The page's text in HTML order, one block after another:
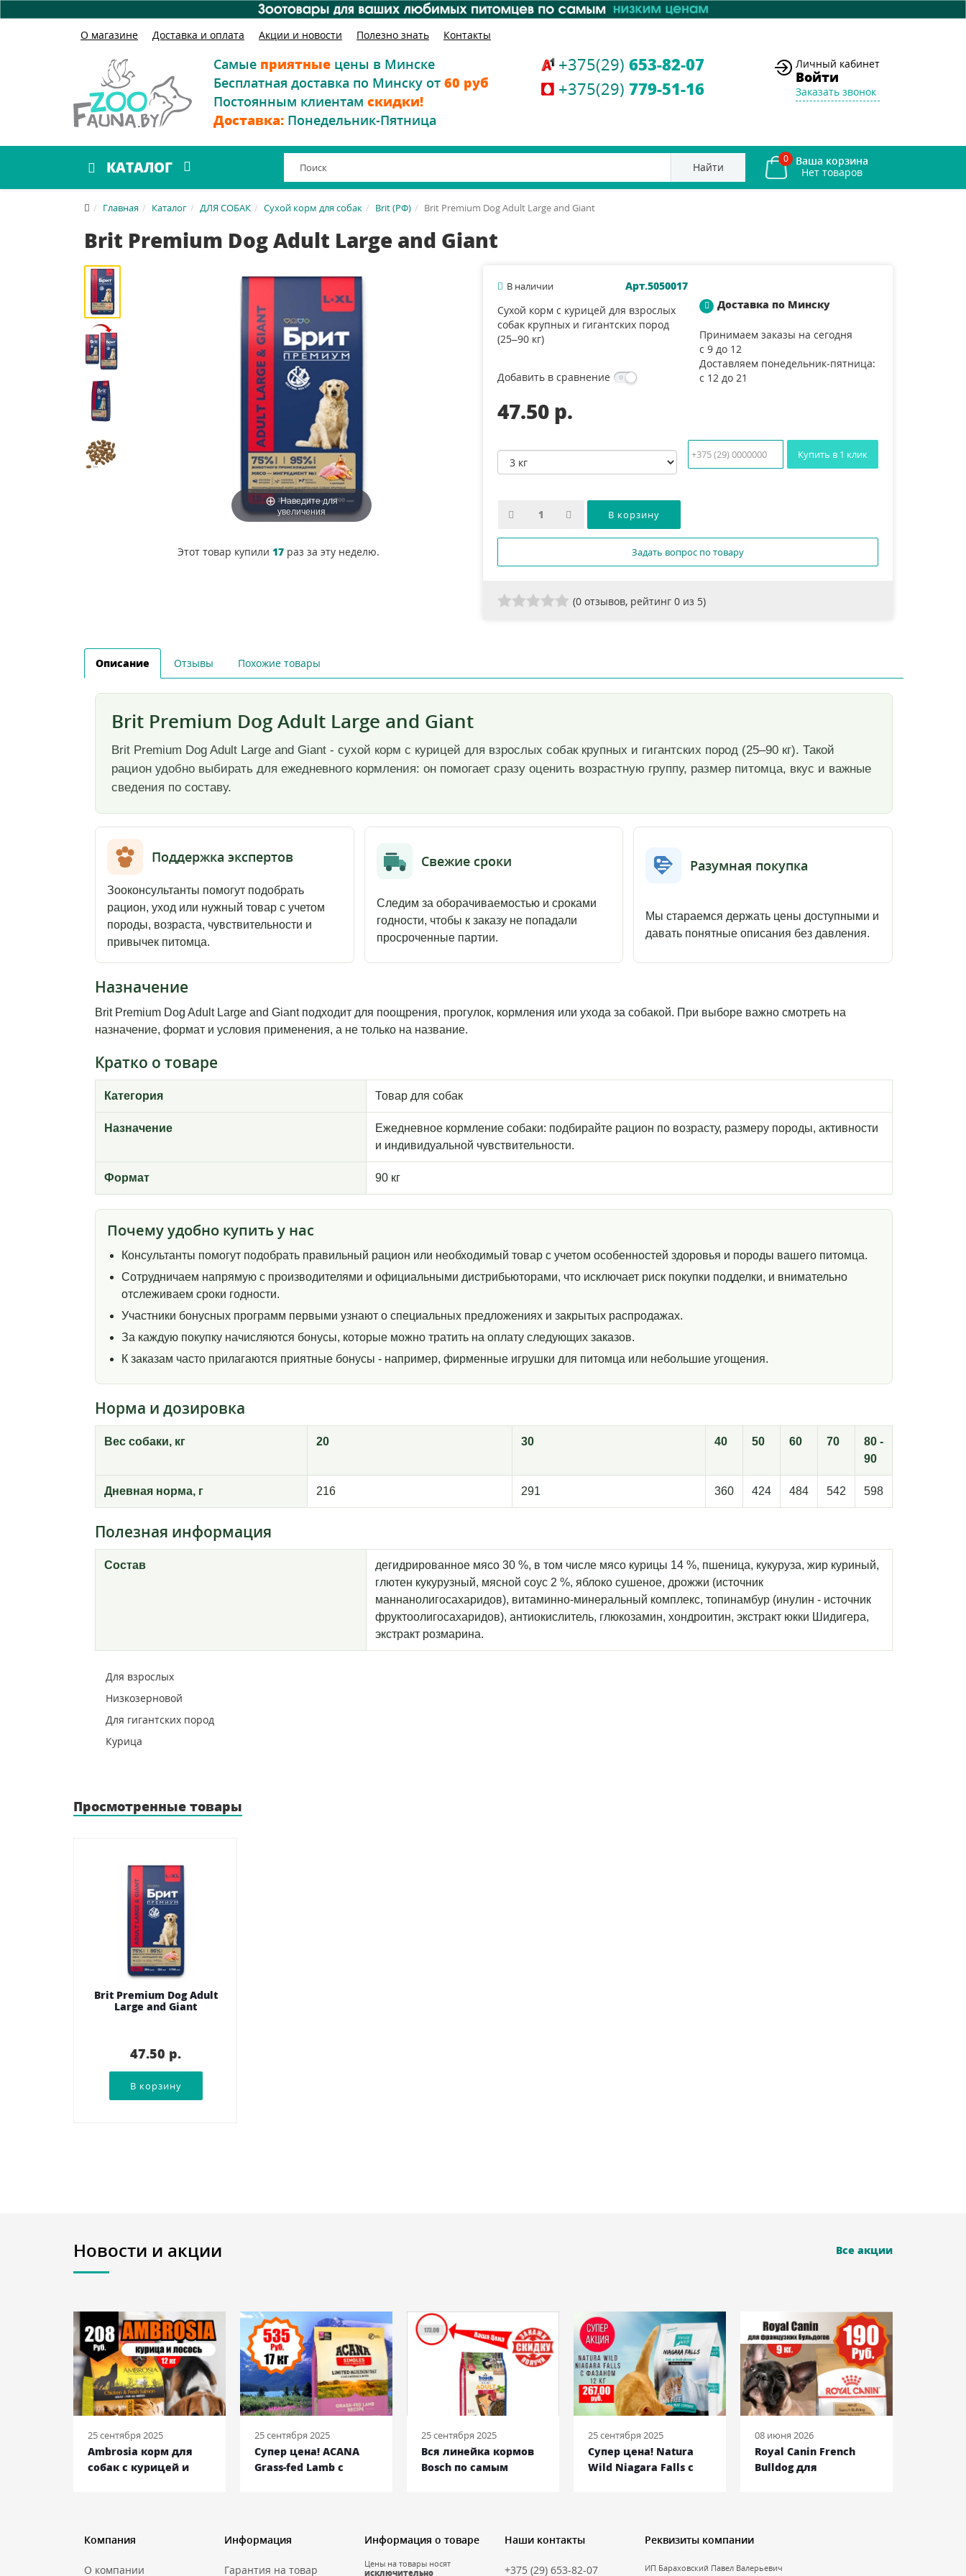
О магазине Доставка и оплата Акции и новости Полезно знать Контакты
Самые приятные цены в Минске
Бесплатная доставка по Минску от 60 руб
Постоянным клиентам скидки!
Доставка: Понедельник-Пятница
+375(29) 653-82-07
+375(29) 779-51-16
Личный кабинет
Войти
Заказать звонок
КАТАЛОГ Найти
0 Ваша корзина
Главная Каталог ДЛЯ СОБАК Сухой корм для собак Brit (РФ) Brit Premium Dog Adult Large and Giant
Brit Premium Dog Adult Large and Giant
Наведите для
увеличения
Этот товар купили 17раз за эту неделю.
В наличии
Арт.5050017
Сухой корм с курицей для взрослых
собак крупных и гигантских пород
(25–90 кг)
Добавить в сравнение
47.50 p.
Доставка по Минску
Принимаем заказы на сегодня
с 9 до 12
Доставляем понедельник-пятница:
с 12 до 21
Купить в 1 клик
Задать вопрос по товару
(0 отзывов, рейтинг 0 из 5)
Описание Отзывы Похожие товары
Brit Premium Dog Adult Large and Giant
Brit Premium Dog Adult Large and Giant - сухой корм с курицей для взрослых собак крупных и гигантских пород (25–90 кг). Такой
рацион удобно выбирать для ежедневного кормления: он помогает сразу оценить возрастную группу, размер питомца, вкус и важные
сведения по составу.
Поддержка экспертов
Зооконсультанты помогут подобрать
рацион, уход или нужный товар с учетом
породы, возраста, чувствительности и
привычек питомца.
Свежие сроки
Следим за оборачиваемостью и сроками
годности, чтобы к заказу не попадали
просроченные партии.
Разумная покупка
Мы стараемся держать цены доступными и
давать понятные описания без давления.
Назначение
Brit Premium Dog Adult Large and Giant подходит для поощрения, прогулок, кормления или ухода за собакой. При выборе важно смотреть на
назначение, формат и условия применения, а не только на название.
Кратко о товаре
Категория Товар для собак
Назначение
Ежедневное кормление собаки: подбирайте рацион по возрасту, размеру породы, активности
и индивидуальной чувствительности.
Формат 90 кг
Почему удобно купить у нас
Консультанты помогут подобрать правильный рацион или необходимый товар с учетом особенностей здоровья и породы вашего питомца.
Сотрудничаем напрямую с производителями и официальными дистрибьюторами, что исключает риск покупки подделки, и внимательно
отслеживаем сроки годности.
Участники бонусных программ первыми узнают о специальных предложениях и закрытых распродажах.
За каждую покупку начисляются бонусы, которые можно тратить на оплату следующих заказов.
К заказам часто прилагаются приятные бонусы - например, фирменные игрушки для питомца или небольшие угощения.
Норма и дозировка
Вес собаки, кг 20 30 40 50 60 70
80 -
90
Дневная норма, г 216 291 360 424 484 542 598
Полезная информация
Состав
дегидрированное мясо 30 %, в том числе мясо курицы 14 %, пшеница, кукуруза, жир куриный,
глютен кукурузный, мясной соус 2 %, яблоко сушеное, дрожжи (источник
маннанолигосахаридов), витаминно-минеральный комплекс, топинамбур (инулин - источник
фруктоолигосахаридов), антиокислитель, глюкозамин, хондроитин, экстракт юкки Шидигера,
экстракт розмарина.
Для взрослых
Низкозерновой
Для гигантских пород
Курица
Просмотренные товары
Brit Premium Dog Adult
Large and Giant
47.50 p.
Новости и акции Все акции
25 сентября 2025
Ambrosia корм для
собак с курицей и
25 сентября 2025
Супер цена! ACANA
Grass-fed Lamb с
25 сентября 2025
Вся линейка кормов
Bosch по самым
25 сентября 2025
Супер цена! Natura
Wild Niagara Falls c
08 июня 2026
Royal Canin French
Bulldog для
Компания
О компании
Информация
Гарантия на товар
Информация о товаре
Цены на товары носят
исключительно
Наши контакты
+375 (29) 653-82-07
Реквизиты компании
ИП Бараховский Павел Валерьевич